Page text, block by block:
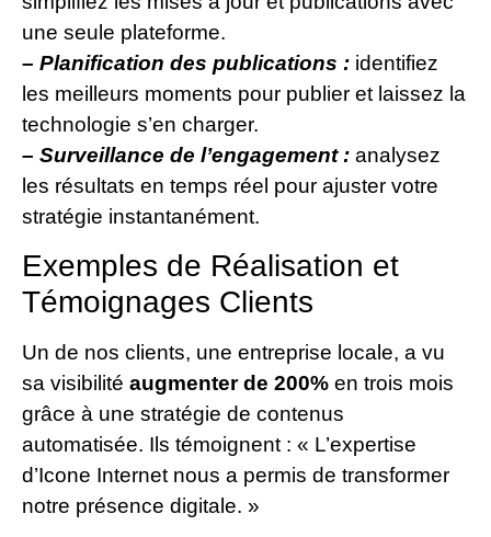
une seule plateforme.
– Planification des publications : identifiez
les meilleurs moments pour publier et laissez la
technologie s’en charger.
– Surveillance de l’engagement : analysez
les résultats en temps réel pour ajuster votre
stratégie instantanément.
Exemples de Réalisation et
Témoignages Clients
Un de nos clients, une entreprise locale, a vu
sa visibilité augmenter de 200% en trois mois
grâce à une stratégie de contenus
automatisée. Ils témoignent : « L’expertise
d’Icone Internet nous a permis de transformer
notre présence digitale. »